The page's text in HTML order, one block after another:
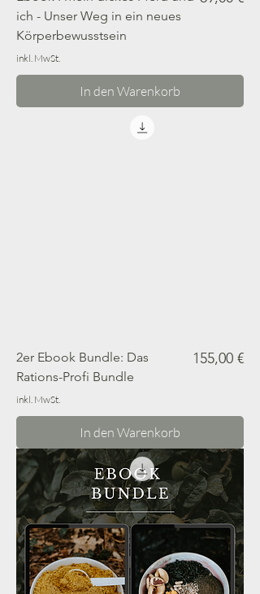
ich - Unser Weg in ein neues
Körperbewusstsein
inkl. MwSt.
In den Warenkorb
2er Ebook Bundle: Das
Rations-Profi Bundle
Preis
155,00 €
inkl. MwSt.
In den Warenkorb